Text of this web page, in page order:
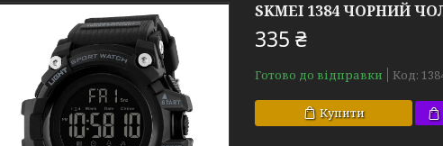
SKMEI 1384 ЧОРНИЙ
335 ₴
Готово до відправки Код:
Купити